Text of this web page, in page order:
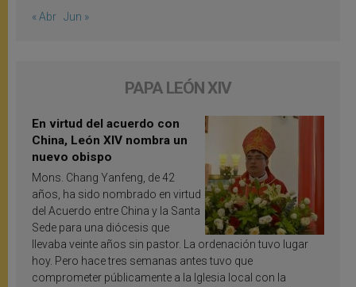
« Abr Jun »
PAPA LEÓN XIV
En virtud del acuerdo con
China, León XIV nombra un
nuevo obispo
Mons. Chang Yanfeng, de 42
años, ha sido nombrado en virtud
del Acuerdo entre China y la Santa
Sede para una diócesis que
llevaba veinte años sin pastor. La ordenación tuvo lugar
hoy. Pero hace tres semanas antes tuvo que
comprometer públicamente a la Iglesia local con la